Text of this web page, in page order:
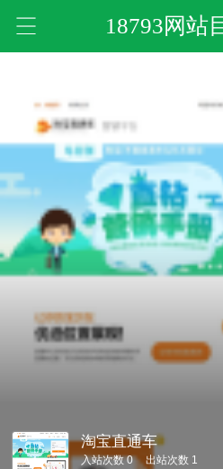
18793网站
淘宝直通车
入站次数 0 出站次数 1